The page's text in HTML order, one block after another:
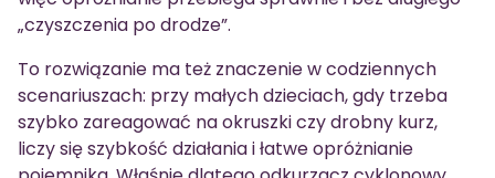
„czyszczenia po drodze”.
To rozwiązanie ma też znaczenie w codziennych
scenariuszach: przy małych dzieciach, gdy trzeba
szybko zareagować na okruszki czy drobny kurz,
liczy się szybkość działania i łatwe opróżnianie